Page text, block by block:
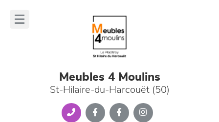
Meubles 4 Moulins
St-Hilaire-du-Harcouët (50)